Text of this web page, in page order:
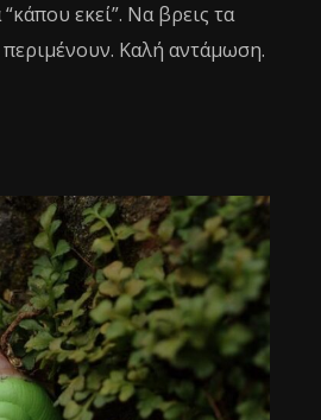
εκεί”. Να βρεις τα
Καλή αντάμωση.